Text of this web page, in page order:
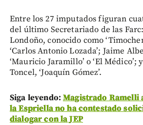
Entre los 27 imputados figuran
del último Secretariado de las
Londoño, conocido como
‘Carlos Antonio Lozada’; Jaime
‘Mauricio Jaramillo’ o ‘El Médico’;
Toncel, ‘Joaquín Gómez’.
Siga leyendo:Magistrado Ramelli
la Espriella no ha contestado
dialogar con la JEP